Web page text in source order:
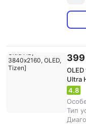
Ultra
4.8
Тип